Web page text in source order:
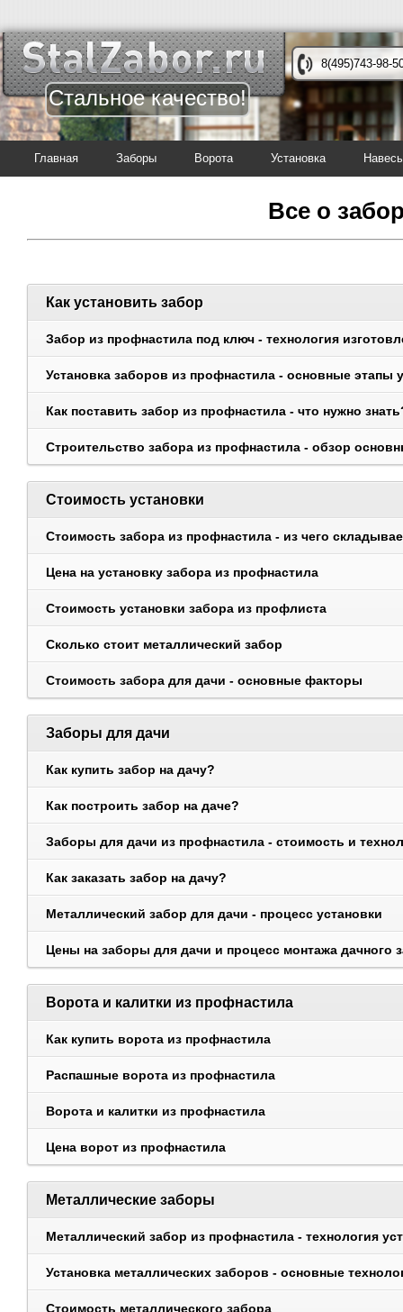
Стальное качество!
8(495)743-98-
Главная Заборы Ворота Установка
Все о
Как установить забор
Забор из профнастила под ключ - технология
Установка заборов из профнастила - основные этапы
Как поставить забор из профнастила - что нужно
Строительство забора из профнастила - обзор
Стоимость установки
Стоимость забора из профнастила - из чего
Цена на установку забора из профнастила
Стоимость установки забора из профлиста
Сколько стоит металлический забор
Стоимость забора для дачи - основные факторы
Заборы для дачи
Как купить забор на дачу?
Как построить забор на даче?
Заборы для дачи из профнастила - стоимость и
Как заказать забор на дачу?
Металлический забор для дачи - процесс установки
Цены на заборы для дачи и процесс монтажа дачного
Ворота и калитки из профнастила
Как купить ворота из профнастила
Распашные ворота из профнастила
Ворота и калитки из профнастила
Цена ворот из профнастила
Металлические заборы
Металлический забор из профнастила - технология
Установка металлических заборов - основные
Стоимость металлического забора